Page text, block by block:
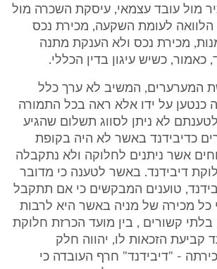
מול עובד עצמאי, עיסקת השכרה מול
לעומת השקעה, מכירת נכס
מכירת נכס ולא הענקת מתנה
כאמור, כשיש עיגון בדין הכללי.
המערערים, המשיב לא ערך כלל
כנטען על ידו אלא ראה בכל התמורה
לא ניתן לסווג תשלום שהגיע
כדיבידנד באשר לא היה בקופת
אשר ניתנים לחלוקה ולא נתקבלה
דיבידנד. באשר לטענה כי מדובר
טוענים המבקשים כי אם תתקבל
כל מכירה של מניה באשר היא לרבות
בלתי קשורים , בין מועד הכרזת חלוקת
קביעת הזכאות לו, יהווה חלק
- "דיבידנד" חרף העובדה כי